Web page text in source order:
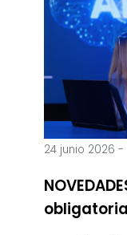
24 junio 2026 -
obligatoria